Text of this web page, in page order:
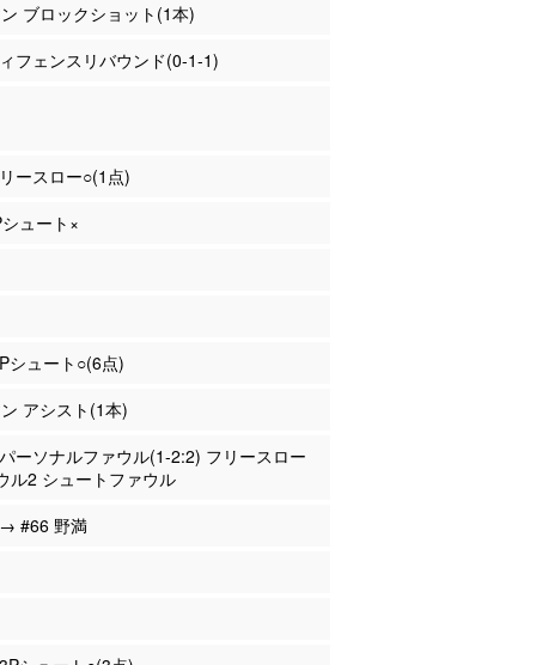
ブロックショット(1本)
フェンスリバウンド(0-1-1)
ースロー○(1点)
ュート×
シュート○(6点)
アシスト(1本)
ーソナルファウル(1-2:2) フリースロー
ル2 シュートファウル
#66 野満